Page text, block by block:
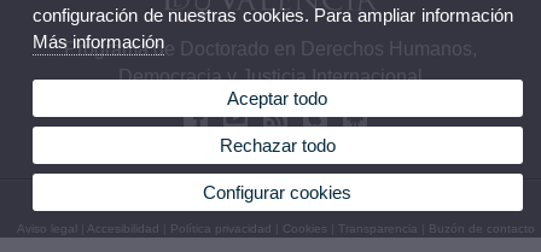
Programa de Doctorado en Derechos Humanos,
Democracia y Justicia Internacional
© 2026 UV. - C/Serpis, nº29. 46022 Valencia. Tel: 961625417
Aviso legal |Accesibilidad Política privacidad Cookies Transparencia Buzón de contacto
configuración de nuestras cookies. Para ampliar información
Más información
Aceptar todo
Rechazar todo
Configurar cookies